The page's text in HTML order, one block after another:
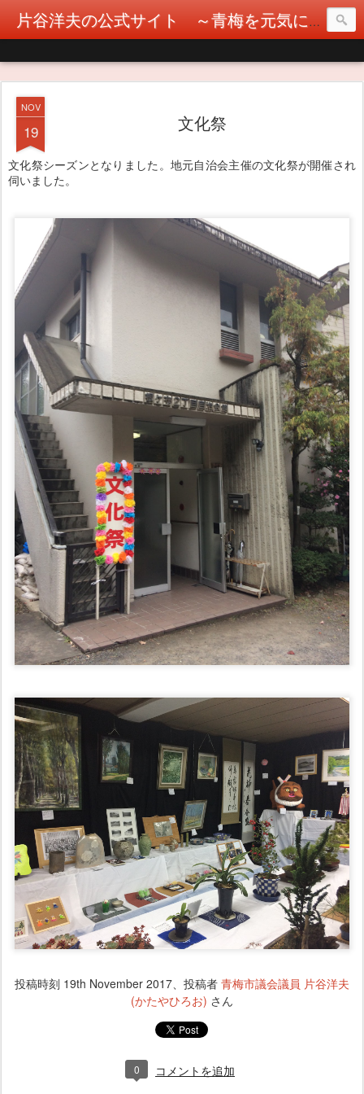
片谷洋夫の公式サイト ～青梅を元気に！カタヤぶりな挑戦！～
NOV
19 文化祭
文化祭シーズンとなりました。地元自治会主催の文化祭が開催され
伺いました。
投稿時刻 19th November 2017、投稿者 青梅市議会議員 片谷洋夫
(かたやひろお) さん
0 コメントを追加